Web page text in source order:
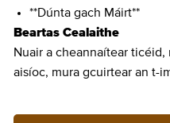
**Dúnta gach Máirt**
Beartas Cealaithe
Nuair a cheannaítear
aisíoc, mura gcuirtear an t-